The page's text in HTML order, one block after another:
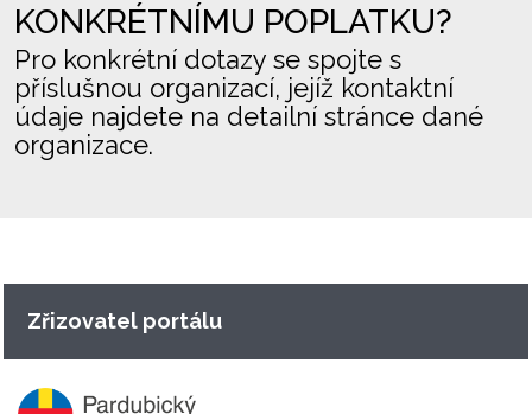
KONKRÉTNÍMU POPLATKU?
Pro konkrétní dotazy se spojte s
příslušnou organizací, jejíž kontaktní
údaje najdete na detailní stránce dané
organizace.
Zřizovatel portálu